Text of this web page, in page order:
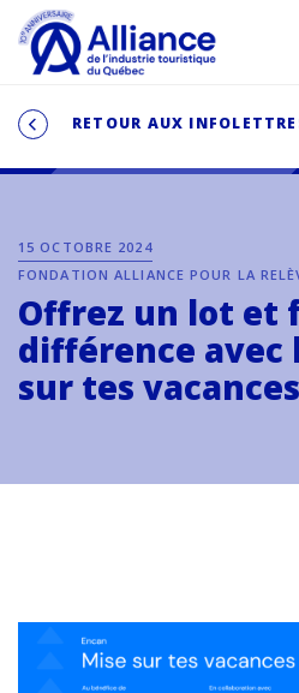
RETOUR AUX
15 OCTOBRE 2024
FONDATION ALLIANCE POUR LA
Offrez un lot et
différence avec
sur tes